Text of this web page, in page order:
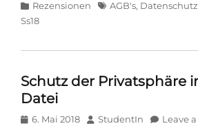
Categories
Rezensionen TagsAGB's, Datenschutz
Ss18
Schutz der Privatsphäre
Datei
Posted
6. Mai 2018 Author
StudentIn Leave